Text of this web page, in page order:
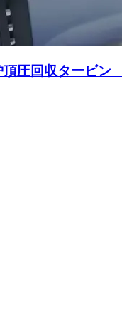
圧回収タービン